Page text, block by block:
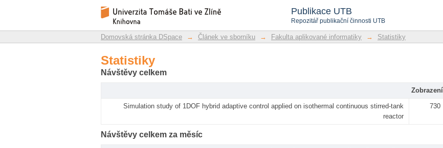
Publikace UTB
Repozitář publikační činnosti UTB
Statistiky
Repozitář DSpace/Manakin
Domovská stránka DSpace → Článek ve sborníku → Fakulta aplikované informatiky → Statistiky
Statistiky
Návštěvy celkem
Zobrazení
Simulation study of 1DOF hybrid adaptive control applied on isothermal continuous stirred-tank
reactor
730
Návštěvy celkem za měsíc